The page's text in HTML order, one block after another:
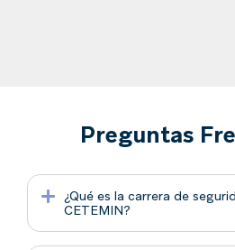
Preguntas
¿Qué es la carrera de
CETEMIN?